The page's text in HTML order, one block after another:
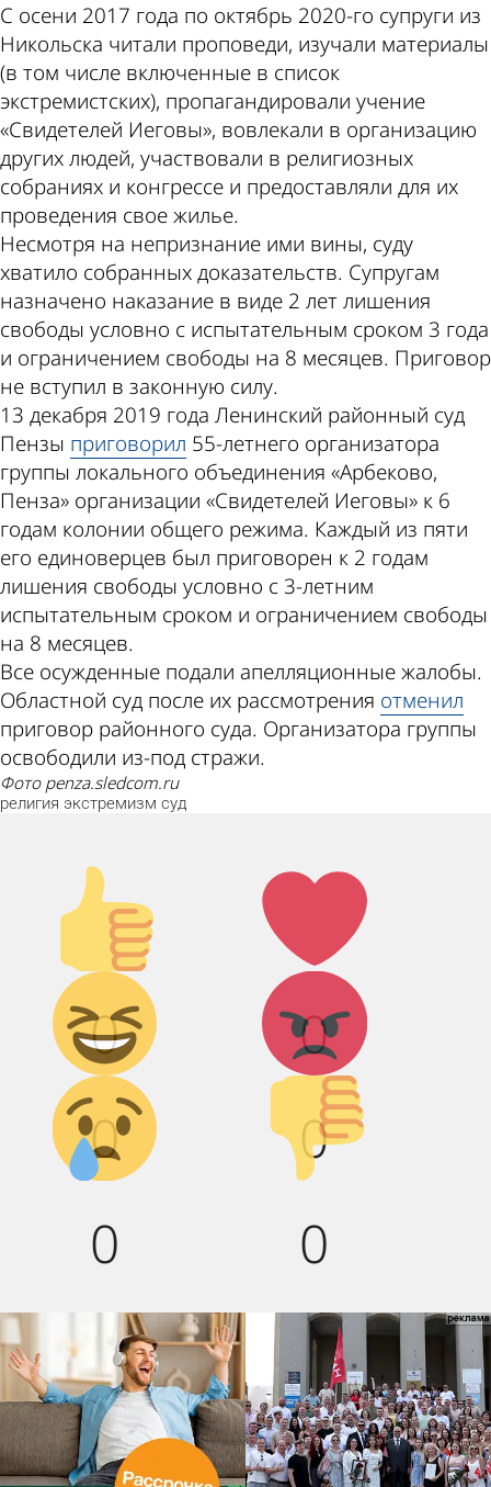
С осени 2017 года по октябрь 2020-го супруги из
Никольска читали проповеди, изучали материалы
(в том числе включенные в список
экстремистских), пропагандировали учение
«Свидетелей Иеговы», вовлекали в организацию
других людей, участвовали в религиозных
собраниях и конгрессе и предоставляли для их
проведения свое жилье.
Несмотря на непризнание ими вины, суду
хватило собранных доказательств. Супругам
назначено наказание в виде 2 лет лишения
свободы условно с испытательным сроком 3 года
и ограничением свободы на 8 месяцев. Приговор
не вступил в законную силу.
13 декабря 2019 года Ленинский районный суд
Пензы приговорил 55-летнего организатора
группы локального объединения «Арбеково,
Пенза» организации «Свидетелей Иеговы» к 6
годам колонии общего режима. Каждый из пяти
его единоверцев был приговорен к 2 годам
лишения свободы условно с 3-летним
испытательным сроком и ограничением свободы
на 8 месяцев.
Все осужденные подали апелляционные жалобы.
Областной суд после их рассмотрения отменил
приговор районного суда. Организатора группы
освободили из-под стражи.
фото penza.sledcom.ru
религия экстремизм суд
Палец
вверх!
0
Лайк!
0
Дикий
смех!
0
Агрессия!
0
Грусть :(
0
Палец
вниз!
0